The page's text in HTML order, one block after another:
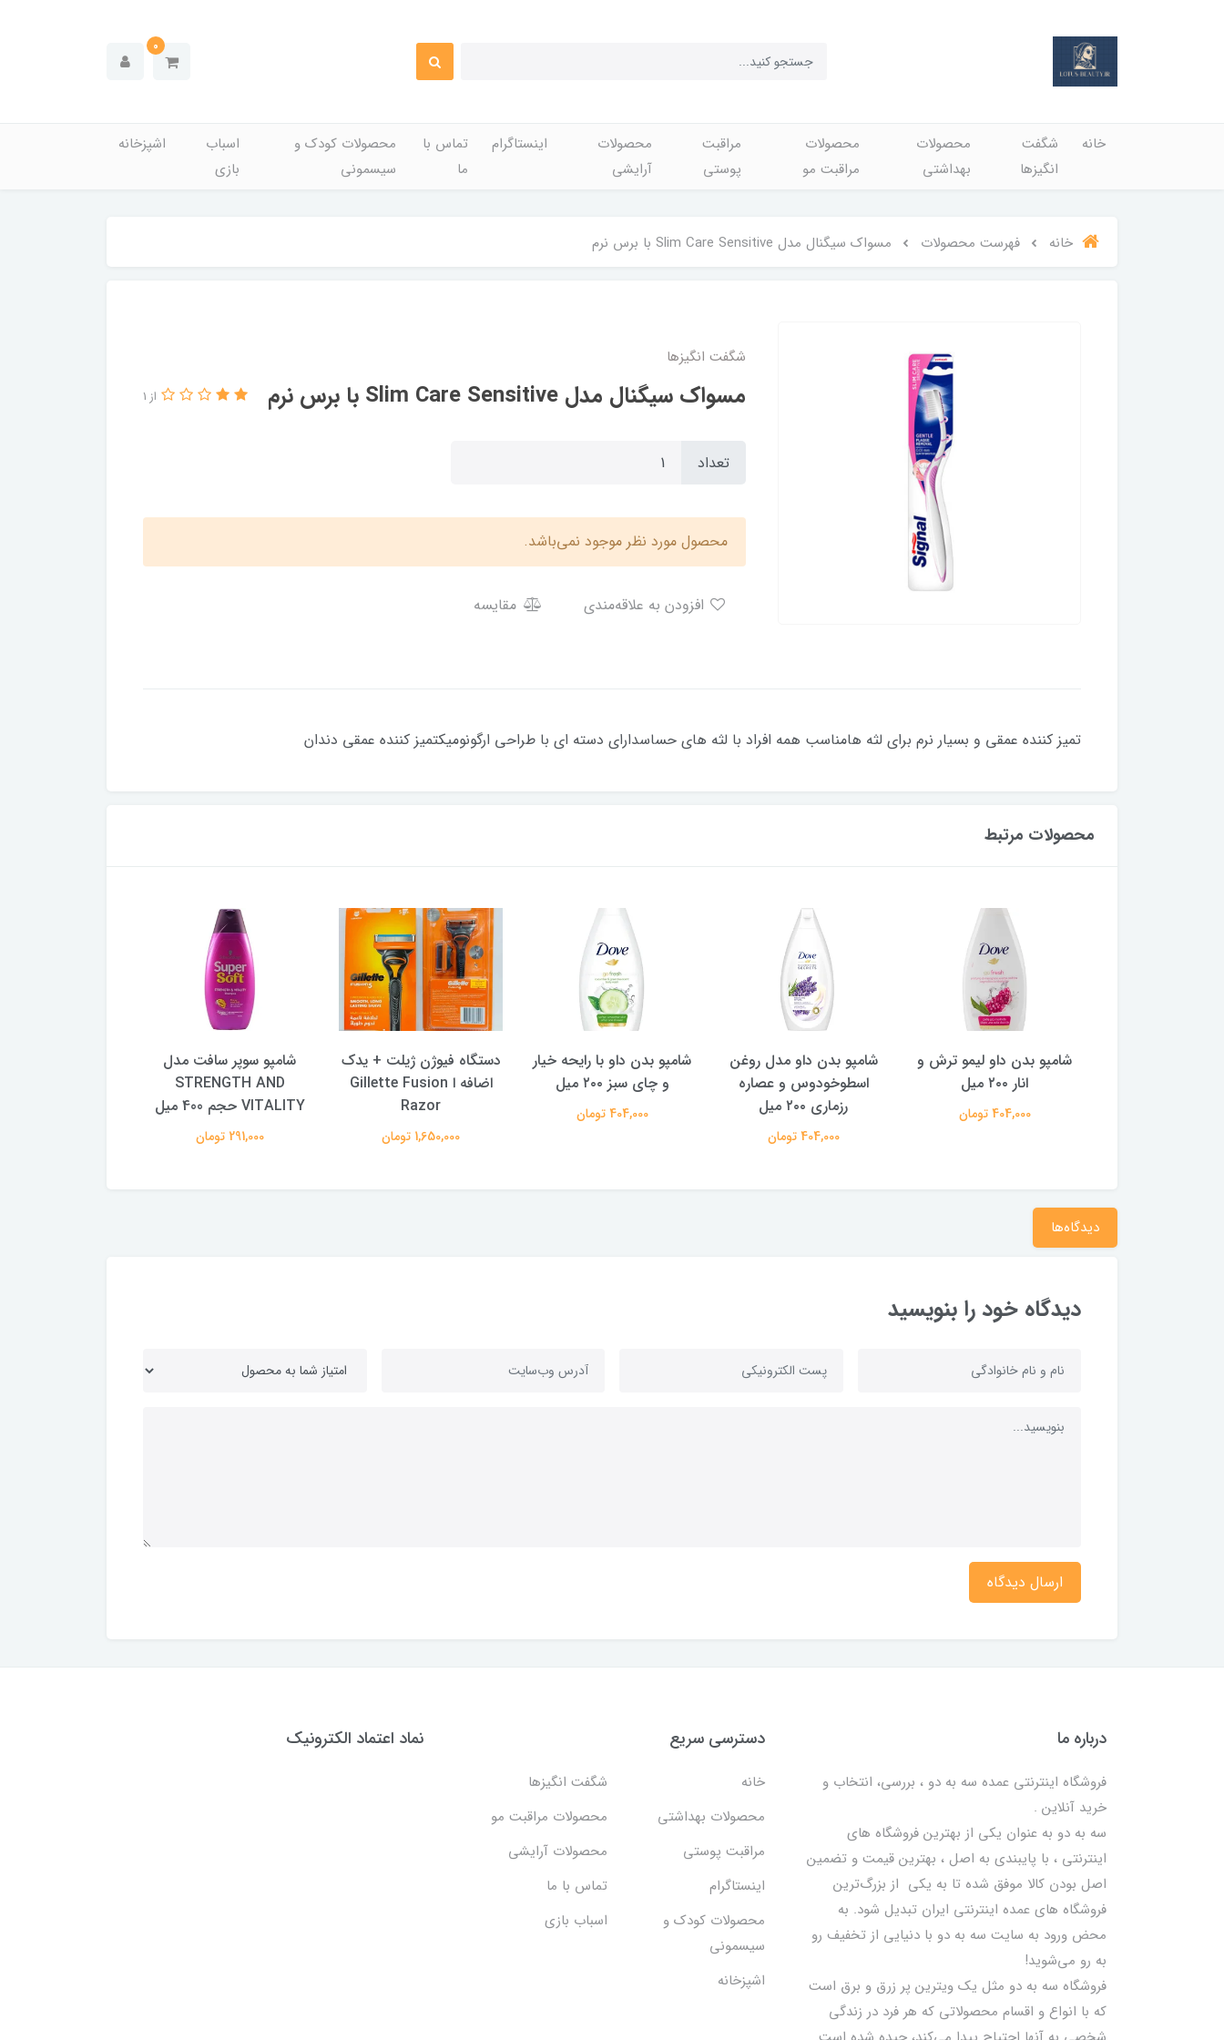
0
خانه
شگفت
انگيزها
محصولات
بهداشتي
محصولات
مراقبت مو
مراقبت
پوستی
محصولات
آرایشی
اینستاگرام
تماس با
ما
محصولات کودک و
سیسمونی
اسباب
بازی
اشپزخانه
خانه فهرست محصولات مسواک سیگنال مدل Slim Care Sensitive با برس نرم
شگفت انگيزها
مسواک سیگنال مدل Slim Care Sensitive با برس نرم از 1
تعداد
محصول مورد نظر موجود نمی‌باشد.
مقایسه
تمیز کننده عمقی و بسیار نرم برای لثه هامناسب همه افراد با لثه های حساسدارای دسته ای با طراحی ارگونومیکتمیز کننده عمقی دندان
محصولات مرتبط
شامپو بدن داو لیمو ترش و
انار ۲۰۰ میل
404,000 تومان
شامپو بدن ‌داو مدل روغن
اسطوخودوس و عصاره
رزماری ۲۰۰ میل
404,000 تومان
شامپو بدن داو با رایحه خیار
و چای سبز ۲۰۰ میل
404,000 تومان
دستگاه فیوژن ژیلت + یدک
اضافه ا Gillette Fusion
Razor
1,650,000 تومان
شامپو سوپر سافت مدل
STRENGTH AND
VITALITY حجم 400 میل
291,000 تومان
دیدگاه‌ها
دیدگاه خود را بنویسید
ارسال دیدگاه
درباره ما
فروشگاه اینترنتی عمده سه به دو ، بررسی، انتخاب و
خرید آنلاین .
سه به دو به عنوان یکی از بهترين فروشگاه های
اینترنتی ، با پایبندی به اصل ، بهترين قيمت و تضمین
اصل‌ بودن کالا موفق شده تا به يكي از بزرگ‌ترين
فروشگاه هاي عمده اینترنتی ایران تبدیل شود. به
محض ورود به سایت سه به دو با دنیایی از تخفيف رو
به رو می‌شوید!
فروشگاه سه به دو مثل یک ویترین پر زرق و برق است
که با انواع و اقسام محصولاتی که هر فرد در زندگی
دسترسی سریع
خانه
شگفت انگيزها
محصولات بهداشتي
محصولات مراقبت مو
مراقبت پوستی
محصولات آرایشی
اینستاگرام
تماس با ما
محصولات کودک و
سیسمونی
اسباب بازی
اشپزخانه
نماد اعتماد الکترونیک